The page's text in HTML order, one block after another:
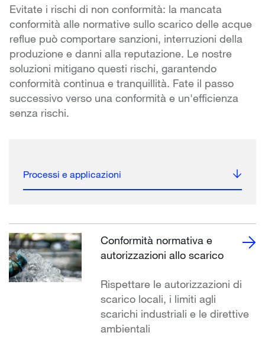
Evitate i rischi di non conformità: la mancata
conformità alle normative sullo scarico delle acque
reflue può comportare sanzioni, interruzioni della
produzione e danni alla reputazione. Le nostre
soluzioni mitigano questi rischi, garantendo
conformità continua e tranquillità. Fate il passo
successivo verso una conformità e un'efficienza
senza rischi.
Processi e applicazioni
Conformità normativa e
autorizzazioni allo scarico
Rispettare le autorizzazioni di
scarico locali, i limiti agli
scarichi industriali e le direttive
ambientali